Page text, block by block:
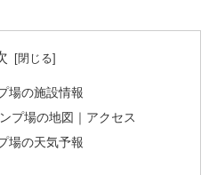
場の施設情報
プ場の地図｜アクセス
場の天気予報